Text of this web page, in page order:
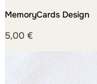
MemoryCards Design
5,00 €